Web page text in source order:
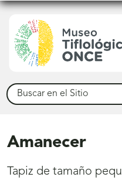
Buscar
Amanecer
Tapiz de tamaño